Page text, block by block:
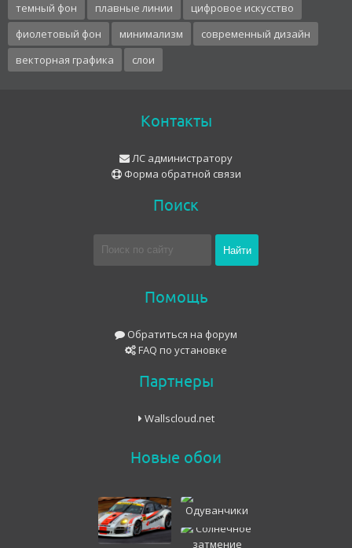
темный фон
плавные линии
цифровое искусство
фиолетовый фон
минимализм
современный дизайн
векторная графика
слои
Контакты
ЛС администратору
Форма обратной связи
Поиск
Помощь
Обратиться на форум
FAQ по установке
Партнеры
Wallscloud.net
Новые обои